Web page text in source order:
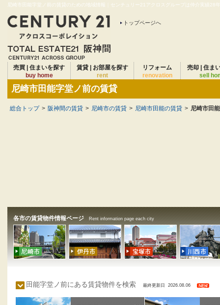
尼崎市田能字堂ノ前の賃貸のための地域情報｜センチュリー21アクロスグループは仲介実績28
トップページへ
売買 | 住まいを探す
buy home
賃貸 | お部屋を探す
rent
リフォーム
renovation
売却 | 住ま
sell
尼崎市田能字堂ノ前の賃貸
総合トップ > 阪神間の賃貸 > 尼崎市の賃貸 > 尼崎市田能の賃貸 > 尼崎市田
各市の賃貸物件情報ページ Rent information page each city
田能字堂ノ前にある賃貸物件を検索 最終更新日 2026.08.06